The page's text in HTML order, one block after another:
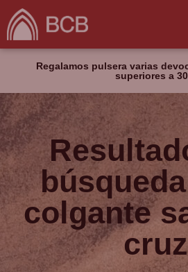
Regalamos pulsera varias
superiores a
colgante
cruz